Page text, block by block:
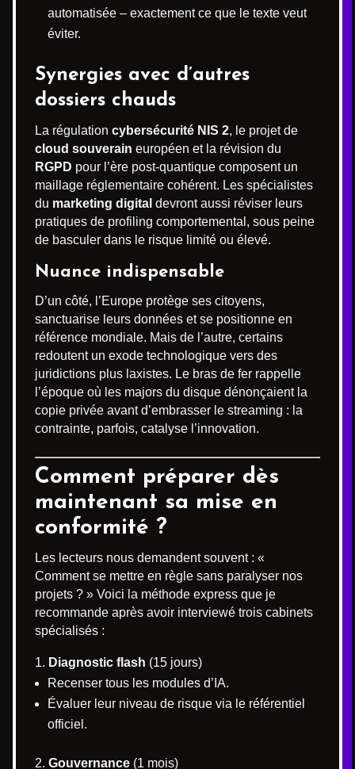
automatisée – exactement ce que le texte veut
éviter.
Synergies avec d’autres
dossiers chauds
La régulation cybersécurité NIS 2, le projet de
cloud souverain européen et la révision du
RGPD pour l’ère post-quantique composent un
maillage réglementaire cohérent. Les spécialistes
du marketing digital devront aussi réviser leurs
pratiques de profiling comportemental, sous peine
de basculer dans le risque limité ou élevé.
Nuance indispensable
D’un côté, l’Europe protège ses citoyens,
sanctuarise leurs données et se positionne en
référence mondiale. Mais de l’autre, certains
redoutent un exode technologique vers des
juridictions plus laxistes. Le bras de fer rappelle
l’époque où les majors du disque dénonçaient la
copie privée avant d’embrasser le streaming : la
contrainte, parfois, catalyse l’innovation.
Comment préparer dès
maintenant sa mise en
conformité ?
Les lecteurs nous demandent souvent : «
Comment se mettre en règle sans paralyser nos
projets ? » Voici la méthode express que je
recommande après avoir interviewé trois cabinets
spécialisés :
Diagnostic flash (15 jours)
Recenser tous les modules d’IA.
Évaluer leur niveau de risque via le référentiel
officiel.
Gouvernance (1 mois)